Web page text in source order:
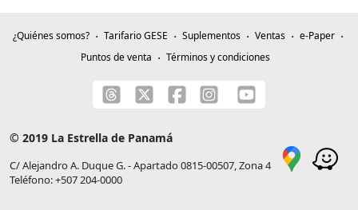
¿Quiénes somos? Tarifario GESE Suplementos Ventas
e-Paper
Puntos de venta
Términos y condiciones
© 2019 La Estrella de Panamá
C/ Alejandro A. Duque G. - Apartado 0815-00507, Zona 4
Teléfono: +507 204-0000